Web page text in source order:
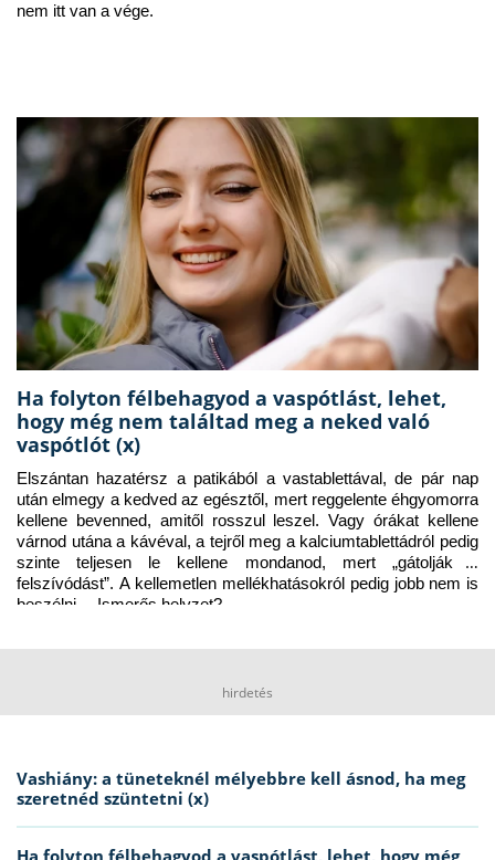
nem itt van a vége.
Ha folyton félbehagyod a vaspótlást, lehet,
hogy még nem találtad meg a neked való
vaspótlót (x)
Elszántan hazatérsz a patikából a vastablettával, de pár nap
után elmegy a kedved az egésztől, mert reggelente éhgyomorra
kellene bevenned, amitől rosszul leszel. Vagy órákat kellene
várnod utána a kávéval, a tejről meg a kalciumtablettádról pedig
szinte teljesen le kellene mondanod, mert „gátolják a
felszívódást”. A kellemetlen mellékhatásokról pedig jobb nem is
beszélni… Ismerős helyzet?
hirdetés
Vashiány: a tüneteknél mélyebbre kell ásnod, ha meg
szeretnéd szüntetni (x)